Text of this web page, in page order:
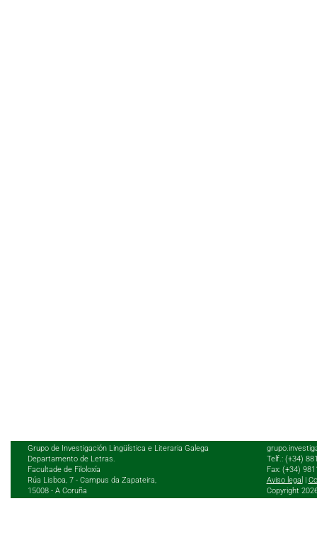
Grupo de Investigación Lingüística e Literaria Galega
Departamento de Letras.
Facultade de Filoloxía
Rúa Lisboa, 7 - Campus da Zapateira,
15008 - A Coruña
Telf.: (+34)
Fax: (+34)
Aviso legal
Copyright